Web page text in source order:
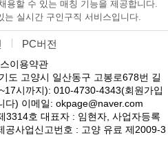
용할 수 있는 매칭 기능을 제공합니다.
는 실시간 구인구직 서비스입니다.
PC버전
이용약관
도 고양시 일산동구 고봉로678번 길
시까지): 010-4730-4343(회원가입
다) 이메일: okpage@naver.com
3314호 대표자 : 임현자, 사업자등록
사업신고번호 : 고양 유료 제2009-3